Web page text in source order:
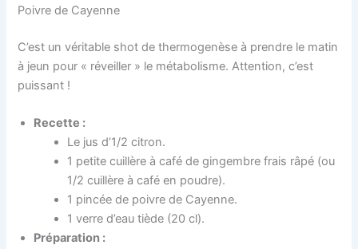
Poivre de Cayenne
C’est un véritable shot de thermogenèse à prendre le matin
à jeun pour « réveiller » le métabolisme. Attention, c’est
puissant !
Recette :
Le jus d’1/2 citron.
1 petite cuillère à café de gingembre frais râpé (ou
1/2 cuillère à café en poudre).
1 pincée de poivre de Cayenne.
1 verre d’eau tiède (20 cl).
Préparation :